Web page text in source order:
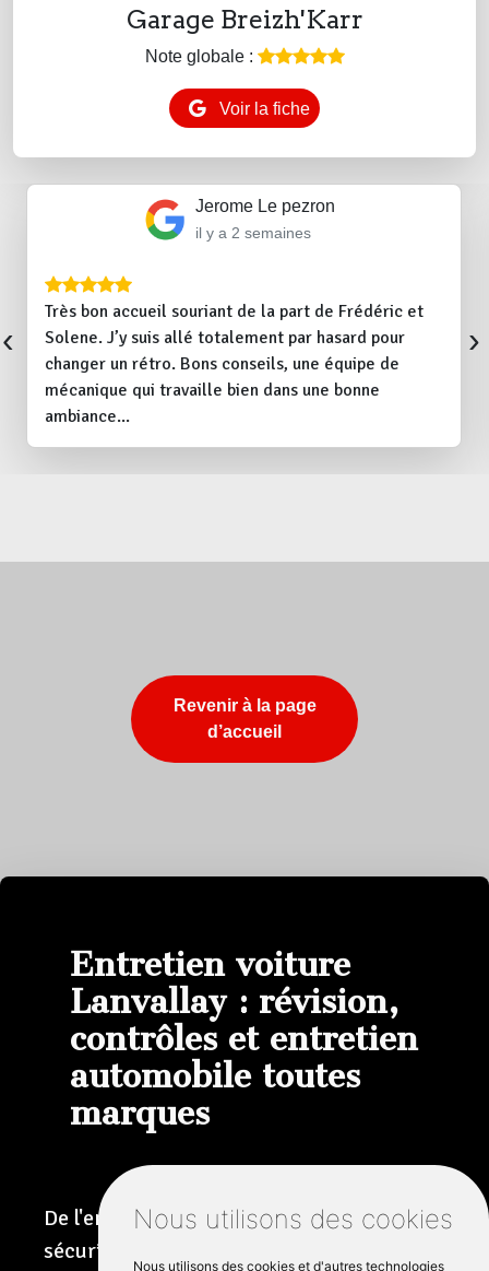
Nous utilisons des cookies
Nous utilisons des cookies et d'autres technologies
Garage Breizh'Karr
Note globale :
Voir la fiche
Jerome Le pezron
il y a 2 semaines
Très bon accueil souriant de la part de Frédéric et
Solene. J’y suis allé totalement par hasard pour
changer un rétro. Bons conseils, une équipe de
mécanique qui travaille bien dans une bonne
ambiance...
‹ ›
Revenir à la page
d’accueil
Entretien voiture
Lanvallay : révision,
contrôles et entretien
automobile toutes
marques
De l'entretien de routine aux contrôles de
sécurité saisonniers, nous nous occupons